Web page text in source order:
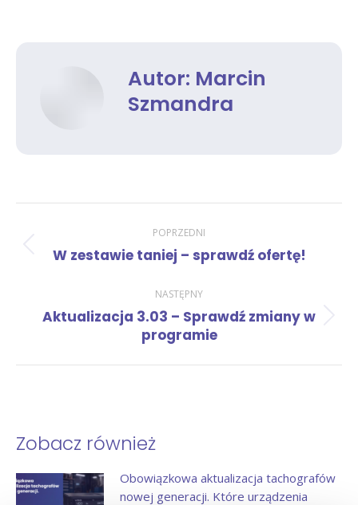
Autor: Marcin
Szmandra
Nawigacja
wpisów
POPRZEDNI
Poprzedni
W zestawie taniej – sprawdź ofertę!
NASTĘPNY
Następny
wpis:
Aktualizacja 3.03 – Sprawdź zmiany w
programie
Zobacz również
Obowiązkowa aktualizacja tachografów
nowej generacji. Które urządzenia